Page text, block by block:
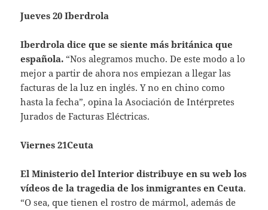
Jueves 20 Iberdrola
Iberdrola dice que se siente más británica que
española. “Nos alegramos mucho. De este modo a lo
mejor a partir de ahora nos empiezan a llegar las
facturas de la luz en inglés. Y no en chino como
hasta la fecha”, opina la Asociación de Intérpretes
Jurados de Facturas Eléctricas.
Viernes 21Ceuta
El Ministerio del Interior distribuye en su web los
vídeos de la tragedia de los inmigrantes en Ceuta.
“O sea, que tienen el rostro de mármol, además de